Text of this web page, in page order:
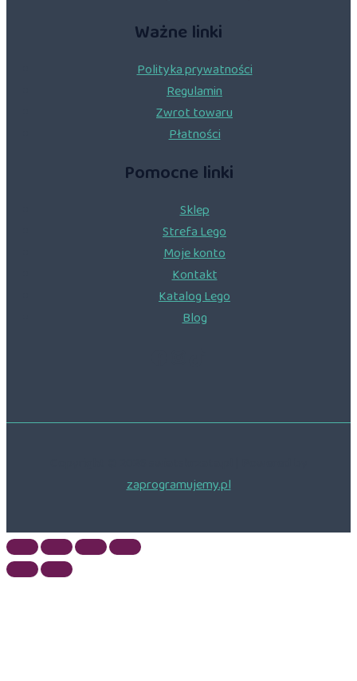
Ważne linki
Polityka prywatności
Regulamin
Zwrot towaru
Płatności
Pomocne linki
Sklep
Strefa Lego
Moje konto
Kontakt
Katalog Lego
Blog
zaprogramujemy.pl